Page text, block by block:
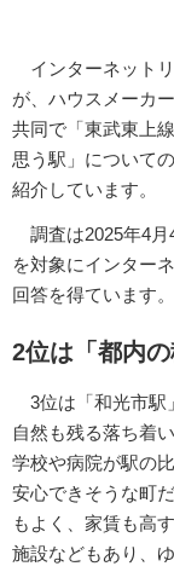
インターネットリ
が、ハウスメーカ
共同で「東武東上
思う駅」について
紹介しています。
調査は2025年4月
を対象にインター
回答を得ています。
2位は「都内
3位は「和光市駅
自然も残る落ち着
学校や病院が駅の
安心できそうな町
もよく、家賃も高
施設などもあり、